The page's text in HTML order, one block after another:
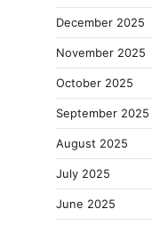
December 2025
November 2025
October 2025
September 2025
August 2025
July 2025
June 2025